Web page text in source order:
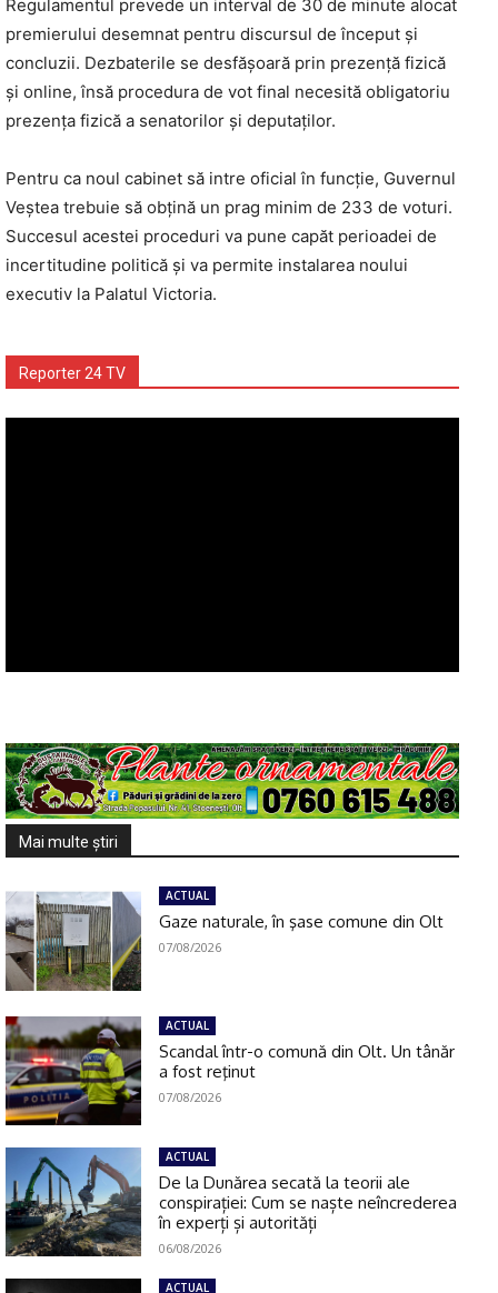
Regulamentul prevede un interval de 30 de minute alocat
premierului desemnat pentru discursul de început și
concluzii. Dezbaterile se desfășoară prin prezență fizică
și online, însă procedura de vot final necesită obligatoriu
prezența fizică a senatorilor și deputaților.
Pentru ca noul cabinet să intre oficial în funcție, Guvernul
Veștea trebuie să obțină un prag minim de 233 de voturi.
Succesul acestei proceduri va pune capăt perioadei de
incertitudine politică și va permite instalarea noului
executiv la Palatul Victoria.
Reporter 24 TV
Mai multe ştiri
ACTUAL
Gaze naturale, în şase comune din Olt
07/08/2026
ACTUAL
Scandal într-o comună din Olt. Un tânăr
a fost reţinut
07/08/2026
ACTUAL
De la Dunărea secată la teorii ale
conspirației: Cum se naște neîncrederea
în experți și autorități
06/08/2026
ACTUAL